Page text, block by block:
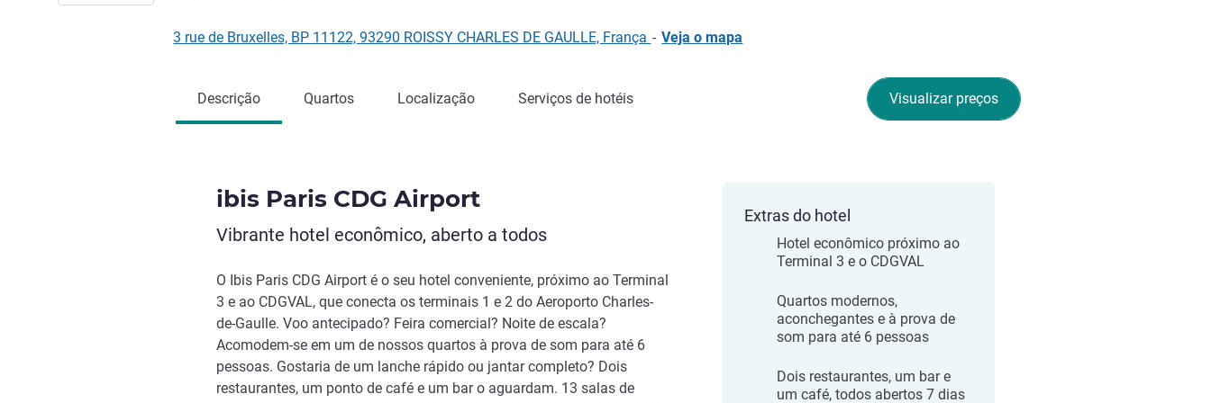
3 rue de Bruxelles, BP 11122, 93290 ROISSY CHARLES DE GAULLE, França - Veja o mapa
Visualizar preços
Descrição Quartos Localização Serviços de hotéis
ibis Paris CDG Airport
Vibrante hotel econômico, aberto a todos
O Ibis Paris CDG Airport é o seu hotel conveniente, próximo ao Terminal
3 e ao CDGVAL, que conecta os terminais 1 e 2 do Aeroporto Charles-
de-Gaulle. Voo antecipado? Feira comercial? Noite de escala?
Acomodem-se em um de nossos quartos à prova de som para até 6
pessoas. Gostaria de um lanche rápido ou jantar completo? Dois
restaurantes, um ponto de café e um bar o aguardam. 13 salas de
Extras do hotel
Hotel econômico próximo ao
Terminal 3 e o CDGVAL
Quartos modernos,
aconchegantes e à prova de
som para até 6 pessoas
Dois restaurantes, um bar e
um café, todos abertos 7 dias